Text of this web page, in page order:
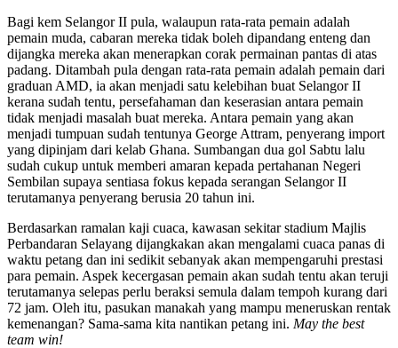
Bagi kem Selangor II pula, walaupun rata-rata pemain adalah
pemain muda, cabaran mereka tidak boleh dipandang enteng dan
dijangka mereka akan menerapkan corak permainan pantas di atas
padang. Ditambah pula dengan rata-rata pemain adalah pemain dari
graduan AMD, ia akan menjadi satu kelebihan buat Selangor II
kerana sudah tentu, persefahaman dan keserasian antara pemain
tidak menjadi masalah buat mereka. Antara pemain yang akan
menjadi tumpuan sudah tentunya George Attram, penyerang import
yang dipinjam dari kelab Ghana. Sumbangan dua gol Sabtu lalu
sudah cukup untuk memberi amaran kepada pertahanan Negeri
Sembilan supaya sentiasa fokus kepada serangan Selangor II
terutamanya penyerang berusia 20 tahun ini.
Berdasarkan ramalan kaji cuaca, kawasan sekitar stadium Majlis
Perbandaran Selayang dijangkakan akan mengalami cuaca panas di
waktu petang dan ini sedikit sebanyak akan mempengaruhi prestasi
para pemain. Aspek kecergasan pemain akan sudah tentu akan teruji
terutamanya selepas perlu beraksi semula dalam tempoh kurang dari
72 jam. Oleh itu, pasukan manakah yang mampu meneruskan rentak
kemenangan? Sama-sama kita nantikan petang ini. May the best
team win!